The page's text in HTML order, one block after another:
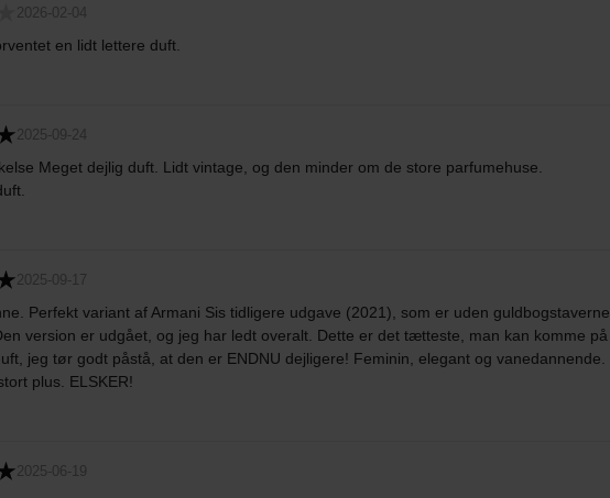
2026-02-04
en lidt lettere duft.
2025-09-24
Meget dejlig duft. Lidt vintage, og den minder om de store parfumehuse.
2025-09-17
Perfekt variant af Armani Sis tidligere udgave (2021), som er uden guldbogstaverne
version er udgået, og jeg har ledt overalt. Dette er det tætteste, man kan komme på
jeg tør godt påstå, at den er ENDNU dejligere! Feminin, elegant og vanedannende.
plus. ELSKER!
2025-06-19